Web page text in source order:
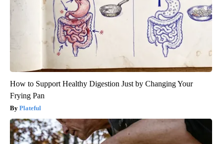
How to Support Healthy Digestion Just by Changing Your
Frying Pan
Plateful